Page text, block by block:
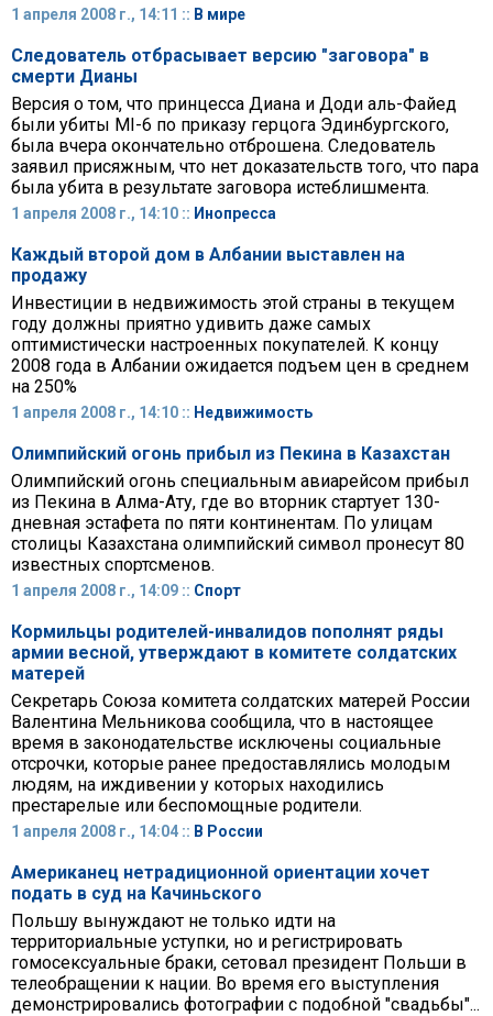
1 апреля 2008 г., 14:11 :: В мире
Следователь отбрасывает версию "заговора" в
смерти Дианы
Версия о том, что принцесса Диана и Доди аль-Файед
были убиты MI-6 по приказу герцога Эдинбургского,
была вчера окончательно отброшена. Следователь
заявил присяжным, что нет доказательств того, что пара
была убита в результате заговора истеблишмента.
1 апреля 2008 г., 14:10 :: Инопресса
Каждый второй дом в Албании выставлен на
продажу
Инвестиции в недвижимость этой страны в текущем
году должны приятно удивить даже самых
оптимистически настроенных покупателей. К концу
2008 года в Албании ожидается подъем цен в среднем
на 250%
1 апреля 2008 г., 14:10 :: Недвижимость
Олимпийский огонь прибыл из Пекина в Казахстан
Олимпийский огонь специальным авиарейсом прибыл
из Пекина в Алма-Ату, где во вторник стартует 130-
дневная эстафета по пяти континентам. По улицам
столицы Казахстана олимпийский символ пронесут 80
известных спортсменов.
1 апреля 2008 г., 14:09 :: Спорт
Кормильцы родителей-инвалидов пополнят ряды
армии весной, утверждают в комитете солдатских
матерей
Секретарь Союза комитета солдатских матерей России
Валентина Мельникова сообщила, что в настоящее
время в законодательстве исключены социальные
отсрочки, которые ранее предоставлялись молодым
людям, на иждивении у которых находились
престарелые или беспомощные родители.
1 апреля 2008 г., 14:04 :: В России
Американец нетрадиционной ориентации хочет
подать в суд на Качиньского
Польшу вынуждают не только идти на
территориальные уступки, но и регистрировать
гомосексуальные браки, сетовал президент Польши в
телеобращении к нации. Во время его выступления
демонстрировались фотографии с подобной "свадьбы"...